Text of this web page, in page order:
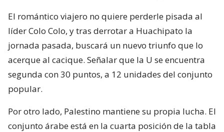
El romántico viajero no quiere perderle pisada al
líder Colo Colo, y tras derrotar a Huachipato la
jornada pasada, buscará un nuevo triunfo que lo
acerque al cacique. Señalar que la U se encuentra
segunda con 30 puntos, a 12 unidades del conjunto
popular.
Por otro lado, Palestino mantiene su propia lucha. El
conjunto árabe está en la cuarta posición de la tabla